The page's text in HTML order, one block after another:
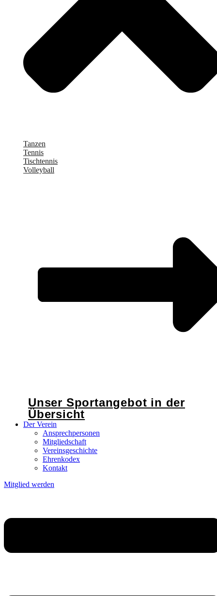
Tanzen
Tennis
Tischtennis
Volleyball
Unser Sportangebot in der
Übersicht
Der Verein
Ansprechpersonen
Mitgliedschaft
Vereinsgeschichte
Ehrenkodex
Kontakt
Mitglied werden